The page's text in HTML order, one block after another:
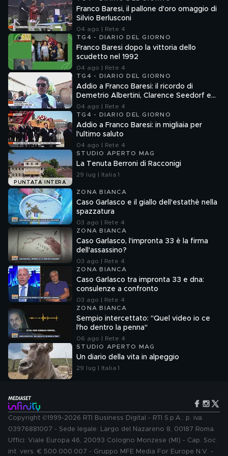
Franco Baresi, il pallone d'oro omaggio di
Silvio Berlusconi
04 ago | Rete 4
TG4 - DIARIO DEL GIORNO
Franco Baresi dopo la vittoria dello
scudetto nel 1992
04 ago | Rete 4
TG4 - DIARIO DEL GIORNO
Addio a Franco Baresi: il ricordo di
Demetrio Albertini, Clarence Seedorf e
Giovanni Galli
04 ago | Rete 4
TG4 - DIARIO DEL GIORNO
Addio a Franco Baresi: in migliaia per
l'ultimo saluto
04 ago | Rete 4
PUNTATA INTERA
STUDIO APERTO MAG
La Tenuta Berroni di Racconigi
29 lug | Italia 1
ZONA BIANCA
Caso Garlasco e il giallo dell'estathè nella
spazzatura
03 ago | Rete 4
ZONA BIANCA
Caso Garlasco, l'impronta 33 è la firma
dell'assassino?
03 ago | Rete 4
ZONA BIANCA
Caso Garlasco tra impronta 33 e dna:
consulenze a confronto
03 ago | Rete 4
ZONA BIANCA
Sempio intercettato: "Quel video io ce
l'ho dentro la penna"
06 ago | Rete 4
STUDIO APERTO MAG
Un diario della vita in alpeggio
29 lug | Italia 1
Copyright ©1999-2026 RTI Business Digital - RTI S.p.A.: p. iva
03976881007 - Sede legale: Largo del Nazareno 8, 00187 Roma.
Uffici: Viale Europa 46, 20093 Cologno Monzese (MI) - Cap. Soc.
int. vers. € 500.000.007 - Gruppo MFE Media For Europe N.V. -